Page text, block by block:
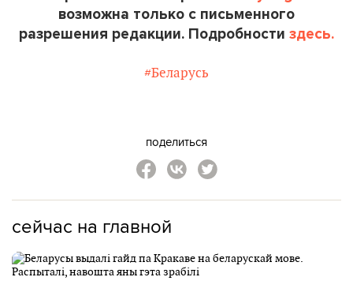
возможна только с письменного
разрешения редакции. Подробности здесь.
#Беларусь
поделиться
сейчас на главной